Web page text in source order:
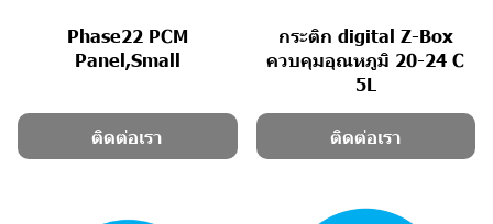
Phase22 PCM
Panel,Small
ติดต่อเรา
กระติก digital Z-Box
ควบคุมอุณหภูมิ 20-24 C
5L
ติดต่อเรา